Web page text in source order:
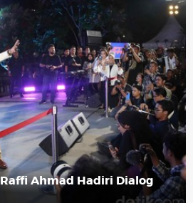
Ahmad Hadiri Dialog